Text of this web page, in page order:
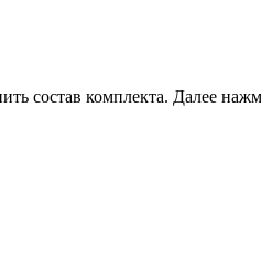
состав комплекта. Далее